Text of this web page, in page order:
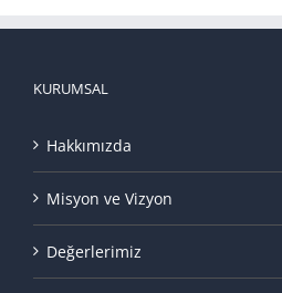
KURUMSAL
Hakkımızda
Misyon ve Vizyon
Değerlerimiz